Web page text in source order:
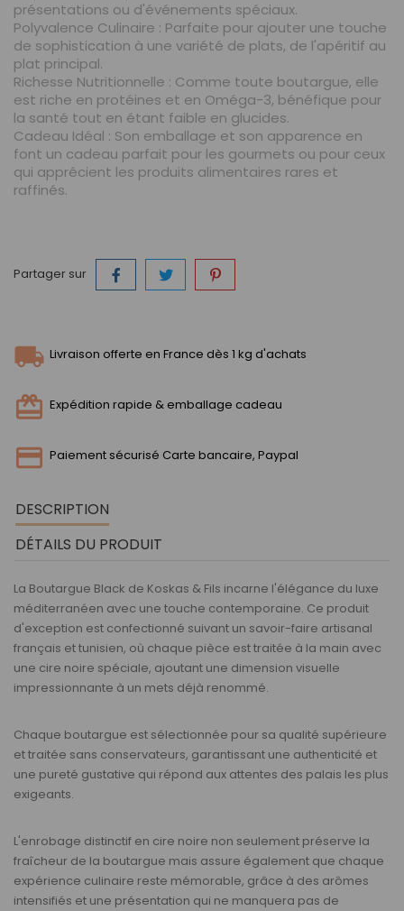
présentations ou d'événements spéciaux.
Polyvalence Culinaire : Parfaite pour ajouter une touche
de sophistication à une variété de plats, de l'apéritif au
plat principal.
Richesse Nutritionnelle : Comme toute boutargue, elle
est riche en protéines et en Oméga-3, bénéfique pour
la santé tout en étant faible en glucides.
Cadeau Idéal : Son emballage et son apparence en
font un cadeau parfait pour les gourmets ou pour ceux
qui apprécient les produits alimentaires rares et
raffinés.
Partager sur
Livraison offerte en France dès 1 kg d'achats
Expédition rapide & emballage cadeau
Paiement sécurisé Carte bancaire, Paypal
DESCRIPTION
DÉTAILS DU PRODUIT
La Boutargue Black de Koskas & Fils incarne l'élégance du luxe
méditerranéen avec une touche contemporaine. Ce produit
d'exception est confectionné suivant un savoir-faire artisanal
français et tunisien, où chaque pièce est traitée à la main avec
une cire noire spéciale, ajoutant une dimension visuelle
impressionnante à un mets déjà renommé.
Chaque boutargue est sélectionnée pour sa qualité supérieure
et traitée sans conservateurs, garantissant une authenticité et
une pureté gustative qui répond aux attentes des palais les plus
exigeants.
L'enrobage distinctif en cire noire non seulement préserve la
fraîcheur de la boutargue mais assure également que chaque
expérience culinaire reste mémorable, grâce à des arômes
intensifiés et une présentation qui ne manquera pas de